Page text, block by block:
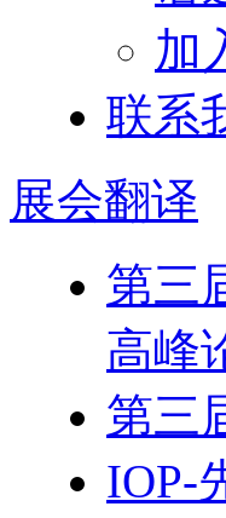
加
联系
展会翻译
第三
高峰
第三
IOP-